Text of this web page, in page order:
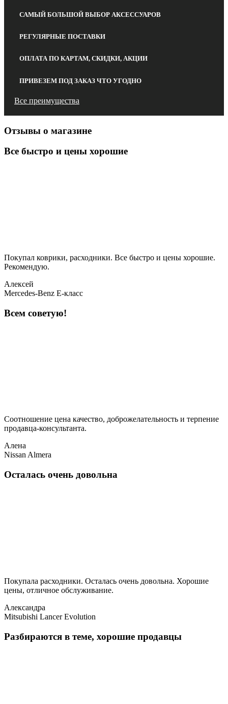
САМЫЙ БОЛЬШОЙ ВЫБОР АКСЕССУАРОВ
РЕГУЛЯРНЫЕ ПОСТАВКИ
ОПЛАТА ПО КАРТАМ, СКИДКИ, АКЦИИ
ПРИВЕЗЕМ ПОД ЗАКАЗ ЧТО УГОДНО
Все преимущества
Отзывы о магазине
Все быстро и цены хорошие
Покупал коврики, расходники. Все быстро и цены хорошие.
Рекомендую.
Алексей
Mercedes-Benz E-класс
Всем советую!
Соотношение цена качество, доброжелательность и терпение
продавца-консультанта.
Алена
Nissan Almera
Осталась очень довольна
Покупала расходники. Осталась очень довольна. Хорошие
цены, отличное обслуживание.
Александра
Mitsubishi Lancer Evolution
Разбираются в теме, хорошие продавцы